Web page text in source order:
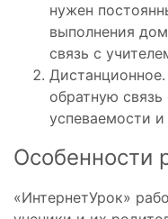
нужен
выполнения
связь с
обратную связь
успеваемости
Особенности
«ИнтернетУрок»